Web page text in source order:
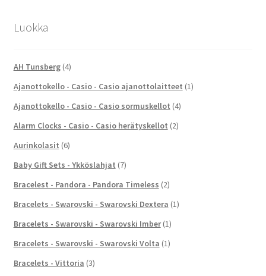
Luokka
AH Tunsberg (4)
Ajanottokello - Casio - Casio ajanottolaitteet (1)
Ajanottokello - Casio - Casio sormuskellot (4)
Alarm Clocks - Casio - Casio herätyskellot (2)
Aurinkolasit (6)
Baby Gift Sets - Ykköslahjat (7)
Bracelest - Pandora - Pandora Timeless (2)
Bracelets - Swarovski - Swarovski Dextera (1)
Bracelets - Swarovski - Swarovski Imber (1)
Bracelets - Swarovski - Swarovski Volta (1)
Bracelets - Vittoria (3)